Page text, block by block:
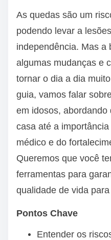
As quedas são um
podendo levar a
independência. Mas a
algumas mudanças e
tornar o dia a dia
guia, vamos falar
em idosos, abordando
casa até a
médico e do
Queremos que você
ferramentas para
qualidade de vida
Pontos Chave
Entender os